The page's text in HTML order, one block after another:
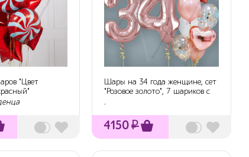
"Цвет
Шары на 34 года женщине, сет
"Розовое золото", 7 шариков с
.
4150₽